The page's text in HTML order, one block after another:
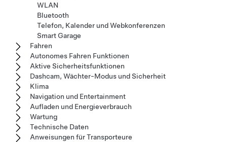
WLAN
Bluetooth
Telefon, Kalender und Webkonferenzen
Smart Garage
Fahren
Autonomes Fahren Funktionen
Aktive Sicherheitsfunktionen
Dashcam, Wächter-Modus und Sicherheit
Klima
Navigation und Entertainment
Aufladen und Energieverbrauch
Wartung
Technische Daten
Anweisungen für Transporteure